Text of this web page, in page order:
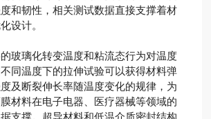
和韧性，相关测试数据直接支撑着材
设计。
璃化转变温度和粘流态行为对温度
同温度下的拉伸试验可以获得材料弹
及断裂伸长率随温度变化的规律，为
材料在电子电器、医疗器械等领域的